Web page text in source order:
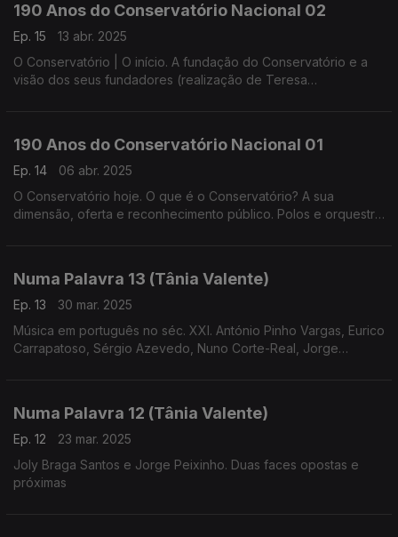
190 Anos do Conservatório Nacional 02
Ep. 15
13 abr. 2025
O Conservatório | O início. A fundação do Conservatório e a
visão dos seus fundadores (realização de Teresa
190 Anos do Conservatório Nacional 01
Ep. 14
06 abr. 2025
O Conservatório hoje. O que é o Conservatório? A sua
dimensão, oferta e reconhecimento público. Polos e orquestra
Numa Palavra 13 (Tânia Valente)
Ep. 13
30 mar. 2025
Música em português no séc. XXI. António Pinho Vargas, Eurico
Carrapatoso, Sérgio Azevedo, Nuno Corte-Real, Jorge
Numa Palavra 12 (Tânia Valente)
Ep. 12
23 mar. 2025
Joly Braga Santos e Jorge Peixinho. Duas faces opostas e
próximas